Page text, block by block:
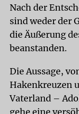
Nach der
sind weder der
die Äußerung
beanstanden.
Die Aussage,
Hakenkreuzen
Vaterland –